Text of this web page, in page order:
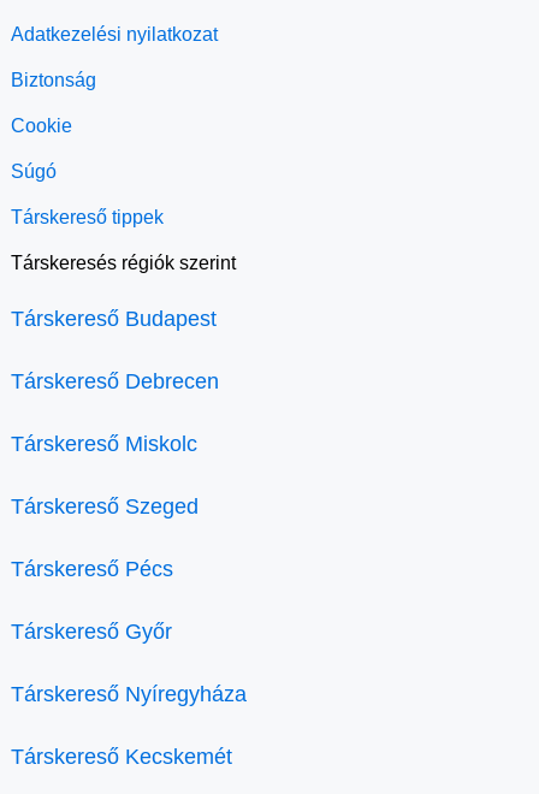
Adatkezelési nyilatkozat
Biztonság
Cookie
Súgó
Társkereső tippek
Társkeresés régiók szerint
Társkereső Budapest
Társkereső Debrecen
Társkereső Miskolc
Társkereső Szeged
Társkereső Pécs
Társkereső Győr
Társkereső Nyíregyháza
Társkereső Kecskemét